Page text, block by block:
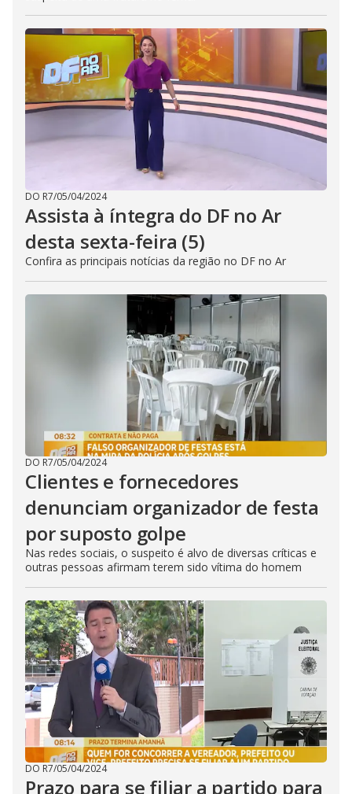
DO R7/05/04/2024
Assista à íntegra do DF no Ar
desta sexta-feira (5)
Confira as principais notícias da região no DF no Ar
DO R7/05/04/2024
Clientes e fornecedores
denunciam organizador de festa
por suposto golpe
Nas redes sociais, o suspeito é alvo de diversas críticas e
outras pessoas afirmam terem sido vítima do homem
DO R7/05/04/2024
Prazo para se filiar a partido para